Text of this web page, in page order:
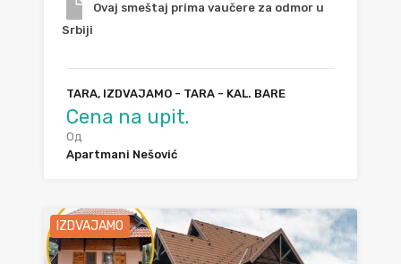
Ovaj smeštaj prima vaučere za odmor u
Srbiji
TARA, IZDVAJAMO - TARA - KAL. BARE
Cena na upit.
Од
Apartmani Nešović
IZDVAJAMO